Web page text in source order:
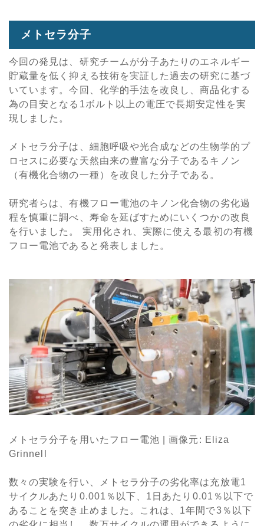
メトセラ分子
今回の発見は、研究チームが分子あたりのエネルギー
貯蔵量を低く抑える技術を実証した過去の研究に基づ
いています。今回、化学的手法を改良し、商品化する
為の目安となる1ボルト以上の電圧で長期安定性を実
現しました。
メトセラ分子は、細胞呼吸や光合成などの生物学的プ
ロセスに必要な天然由来の豊富な分子であるキノン
（有機化合物の一種）を改良した分子である。
研究者らは、有機フロー電池のキノン化合物の劣化過
程を慎重に調べ、寿命を延ばすためにいくつかの改良
を行いました。 実用化され、実際に使える最初の有機
フロー電池であると発表しました。
メトセラ分子を用いたフロー電池 | 画像元: Eliza
Grinnell
数々の実験を行い、メトセラ分子の劣化率は充放電1
サイクルあたり0.001％以下、1日あたり0.01％以下で
あることを突き止めました。これは、1年間で3％以下